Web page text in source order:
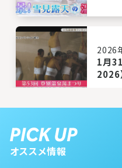
2026
1月
2026
オススメ情報